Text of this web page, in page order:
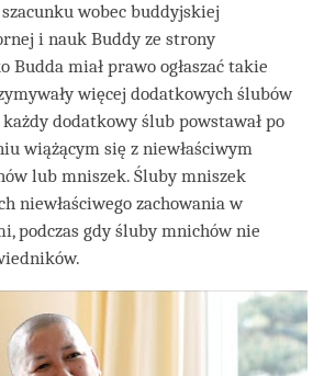
wobec buddyjskiej
i nauk Buddy ze strony
Budda miał prawo ogłaszać takie
więcej dodatkowych ślubów
dodatkowy ślub powstawał po
wiążącym się z niewłaściwym
lub mniszek. Śluby mniszek
niewłaściwego zachowania w
podczas gdy śluby mnichów nie